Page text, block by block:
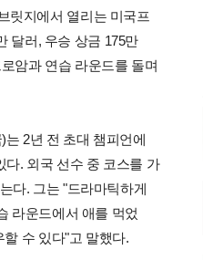
릿지에서 열리는 미국프
달러, 우승 상금 175만
암과 연습 라운드를 돌며
는 2년 전 초대 챔피언에
다. 외국 선수 중 코스를 가
다. 그는 "드라마틱하게
라운드에서 애를 먹었
수 있다"고 말했다.